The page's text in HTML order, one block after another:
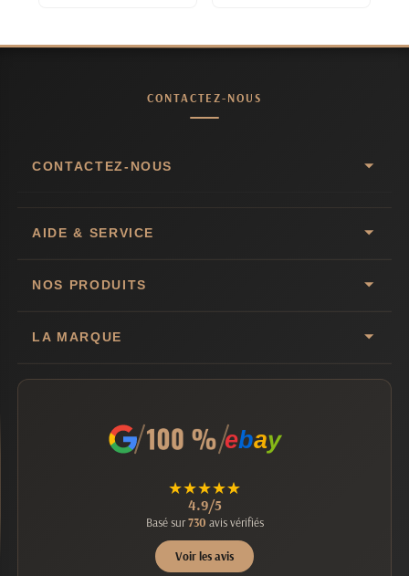
CONTACTEZ-NOUS
CONTACTEZ-NOUS
AIDE & SERVICE
NOS PRODUITS
LA MARQUE
ebay
★★★★★
4.9/5
Basé sur730 avis vérifiés
Voir les avis